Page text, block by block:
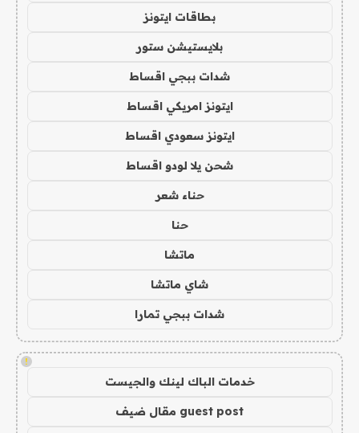
بطاقات ايتونز
بلايستيشن ستور
شدات ببجي اقساط
ايتونز امريكي اقساط
ايتونز سعودي اقساط
شحن يلا لودو اقساط
حناء شعر
حنا
ماتشا
شاي ماتشا
شدات ببجي تمارا
!
خدمات الباك لينك والجيست
guest post مقال ضيف